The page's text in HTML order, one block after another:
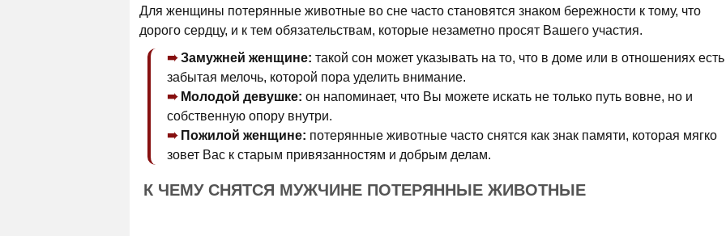
Для женщины потерянные животные во сне часто становятся знаком бережности к тому, что
дорого сердцу, и к тем обязательствам, которые незаметно просят Вашего участия.
Замужней женщине: такой сон может указывать на то, что в доме или в отношениях есть
забытая мелочь, которой пора уделить внимание.
Молодой девушке: он напоминает, что Вы можете искать не только путь вовне, но и
собственную опору внутри.
Пожилой женщине: потерянные животные часто снятся как знак памяти, которая мягко
зовет Вас к старым привязанностям и добрым делам.
К ЧЕМУ СНЯТСЯ МУЖЧИНЕ ПОТЕРЯННЫЕ ЖИВОТНЫЕ